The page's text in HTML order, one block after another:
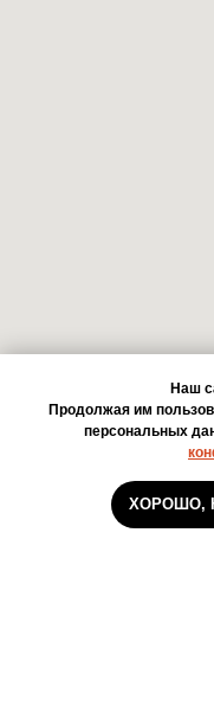
Наш
Продолжая им
персональных
ХОРОШО,